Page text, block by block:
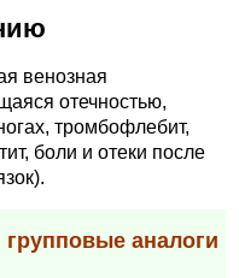
венозная
отечностью,
тромбофлебит,
боли и отеки после
аналоги